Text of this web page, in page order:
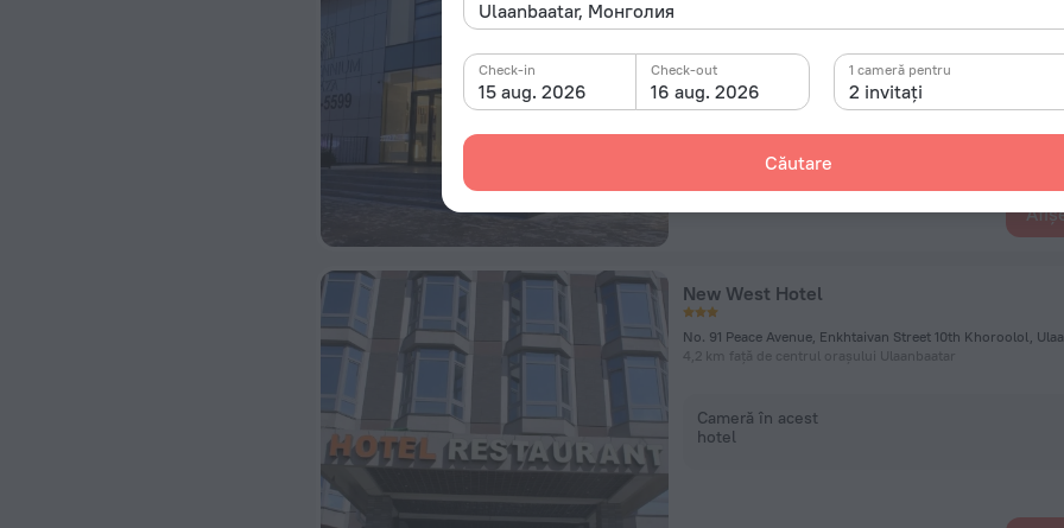
15 aug. 2026
Check-in
16 aug. 2026
Check-out
2 invitați
1 cameră pentru
Căutare
1,4 km față de centrul orașului Ulaanbaatar
Cameră în acest
hotel
New West Hotel
No. 91 Peace Avenue, Enkhtaivan Street 10th Khoroolol,
4,2 km față de centrul orașului Ulaanbaatar
Cameră în acest
hotel